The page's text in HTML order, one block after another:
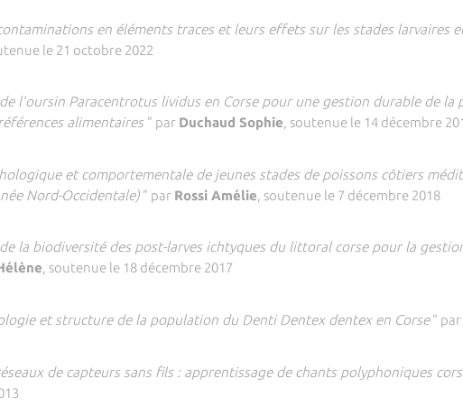
en éléments traces et leurs effets sur les stades larvaires
le 21 octobre 2022
l’oursin Paracentrotus lividus en Corse pour une gestion durable de
alimentaires " par Duchaud Sophie, soutenue le 14 décembre
et comportementale de jeunes stades de poissons côtiers
Nord-Occidentale) " par Rossi Amélie, soutenue le 7 décembre 2018
la biodiversité des post-larves ichtyques du littoral corse pour la
, soutenue le 18 décembre 2017
et structure de la population du Denti Dentex dentex en Corse" par
de capteurs sans fils : apprentissage de chants polyphoniques